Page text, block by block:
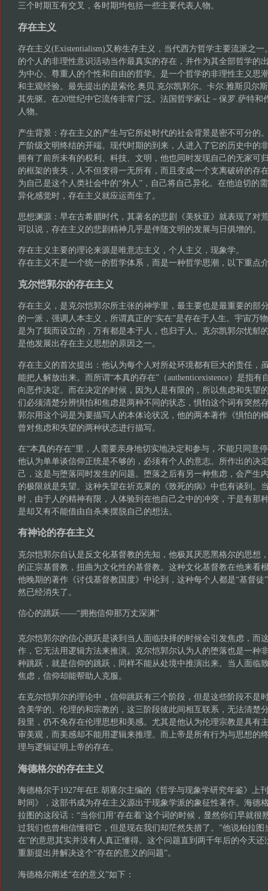
三个时期互有交叉，各时期均包括一些主要代表人物。
存在主义
存在主义(Existentialism)又称生存主义，当代西方哲学主要流派之
的个人的非理性意识活动当作最真实的存在，并作为其全部哲学的
为中心、尊重人的个性和自由的哲学。是一个哲学的非理性主义思
和主观经验。最先提出的是索伦.奥贝.克尔凯郭尔。卡尔.雅斯贝尔
其先驱。在20世纪中它流传非常广泛。法国哲学家让－保罗.萨特和
人物。
产生背景：存在主义的产生与它所处时代的社会背景是密不可分的
产阶级文明终结的开端。现代时期的到来，人进入了它的历史中的
拥有了前所未有的权利、科技、文明，他也同时发现自己的无家可
的框架的丧失，人不但变得一无所有，而且变成一个支离破碎的存
为自己是这个人类社会中的“外人”，自己将自己异化。在他迫切的
异化感觉时，存在主义就应运而生了。
思想渊源：早在古希腊时代，其著名的悲剧《美狄亚》就表现了对
可以说，存在主义的悲剧精神几乎是伴随文明的发展与日俱增的。
存在主义主要的理论来源是唯意志主义，个人主义，现象学。
存在主义不是一个统一的哲学体系，而是一种哲学思潮，以下重点
克尔恺郭尔的存在主义
存在主义，是克尔恺郭尔所主张的神学里，最主要也是最重要的部
的一派，强调人本主义，所谓真正的“实在”是存在于人生。宇宙万
是为了我而设立的，万有都是本于人，也归于人。克尔凯郭尔忧郁
是他发展出存在主义思想的原因之一。
存在主义的首次提出：他认为每个人对所处环境都有巨大的责任，
能把人解放出来。而所谓“本真的存在”（authenticexistence）是指
向恶作决定。而在决定的时候，因为人是有限的，所以焦虑和失望
们必须清楚分辨惧怕和焦虑是两种不同的状态，惧怕这个词有突然
郭尔用这个词是为要描写人的本体论状况，他的两本著作《惧怕的
曾对焦虑和失望的两种状态进行描写。
在“本真的存在”里，人需要亲身地切实地决定和参与，不能只同意
他认为单单谈信仰正统是不够的，必须有个人的意志。所作出的决
己，这是与堕落同时发生的问题。堕落之后有另一种焦虑，会产生
的极限就是失望。这种失望在祈克果的《致死的病》中也有谈到。
时，由于人的精神有限，人体验到在他自己之中的冲突，于是有那
是却又有不能借由自杀来摆脱自己的想法。
有神论的存在主义
克尔恺郭尔自认是反文化基督教的先知，他极其厌恶黑格尔的思想
的正宗基督教，扭曲为文化性的基督教。这种文化基督教在他来看
他晚期的著作《讨伐基督教国度》中论到，这种每个人都是“基督徒
然已经消失了。
信心的跳跃——“拥抱信仰那万丈深渊”
克尔恺郭尔的信心跳跃是谈到当人面临抉择的时候会引发焦虑，而
作，它无法用逻辑方法来推演。克尔恺郭尔认为人的堕落也是一种
种跳跃，就是信仰的跳跃，同样不能从处境中推演出来。当人面临
焦虑，信仰却能帮助人克服。
在克尔恺郭尔的理论中，信仰跳跃有三个阶段，但是这些阶段不是
含美学的、伦理的和宗教的，这三阶段彼此间相互联系，无法清楚
段里，仍不免存在伦理思想和美感。尤其是他认为伦理宗教是具有
审美观，而美感却不能用逻辑来推理。而上帝是所有行为与思想的
理与逻辑证明上帝的存在。
海德格尔的存在主义
海德格尔于1927年在E.胡塞尔主编的《哲学与现象学研究年鉴》上
时间》，这部书成为存在主义源出于现象学派的象征性著作。海德
拉图的这段话：“当你们用‘存在着’这个词的时候，显然你们早就很
过我们也曾相信懂得它，但是现在我们却茫然失措了。”他说柏拉图
在”的意思其实并没有人真正懂得。这个问题直到两千年后的今天
重新提出并解决这个“存在的意义的问题”。
海德格尔阐述“在的意义”如下：